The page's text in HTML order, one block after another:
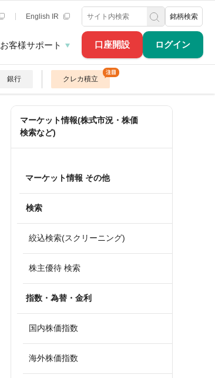
口座開設 ログイン
English IR 銘柄検索
お客様サポート
銀行 クレカ積立
マーケット情報(株式市況・株価
検索など)
マーケット情報 その他
検索
絞込検索(スクリーニング)
株主優待 検索
指数・為替・金利
国内株価指数
海外株価指数